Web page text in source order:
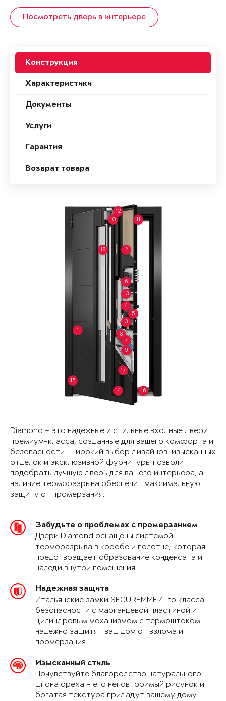
Посмотреть дверь в интерьере
Конструкция
Характеристики
Документы
Услуги
Гарантия
Возврат товара
1
2
3
4
5
6
7
8
9
10 11
12
13
14
15
16
17
18
Diamond – это надежные и стильные входные двери
премиум-класса, созданные для вашего комфорта и
безопасности. Широкий выбор дизайнов, изысканных
отделок и эксклюзивной фурнитуры позволит
подобрать лучшую дверь для вашего интерьера, а
наличие терморазрыва обеспечит максимальную
защиту от промерзания.
Забудьте о проблемах с промерзанием
Двери Diamond оснащены системой
терморазрыва в коробе и полотне, которая
предотвращает образование конденсата и
наледи внутри помещения.
Надежная защита
Итальянские замки SECUREMME 4-го класса
безопасности с марганцевой пластиной и
цилиндровым механизмом с термоштоком
надежно защитят ваш дом от взлома и
промерзания.
Изысканный стиль
Почувствуйте благородство натурального
шпона ореха – его неповторимый рисунок и
богатая текстура придадут вашему дому